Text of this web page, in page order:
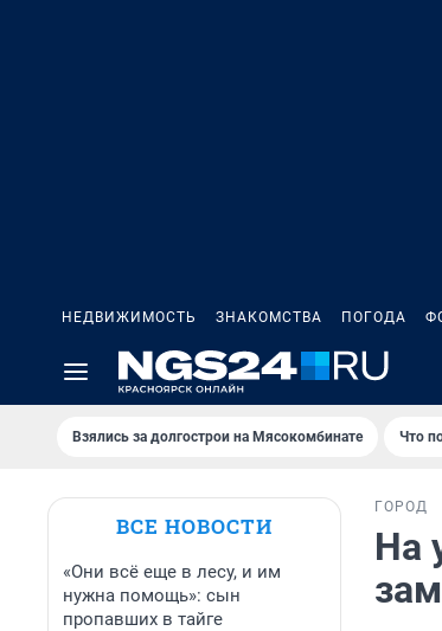
НЕДВИЖИМОСТЬ ЗНАКОМСТВА ПОГОДА
Взялись за долгострои на Мясокомбинате Что
ВСЕ НОВОСТИ
«Они всё еще в лесу, и им
нужна помощь»: сын
пропавших в тайге
ГОРОД
На